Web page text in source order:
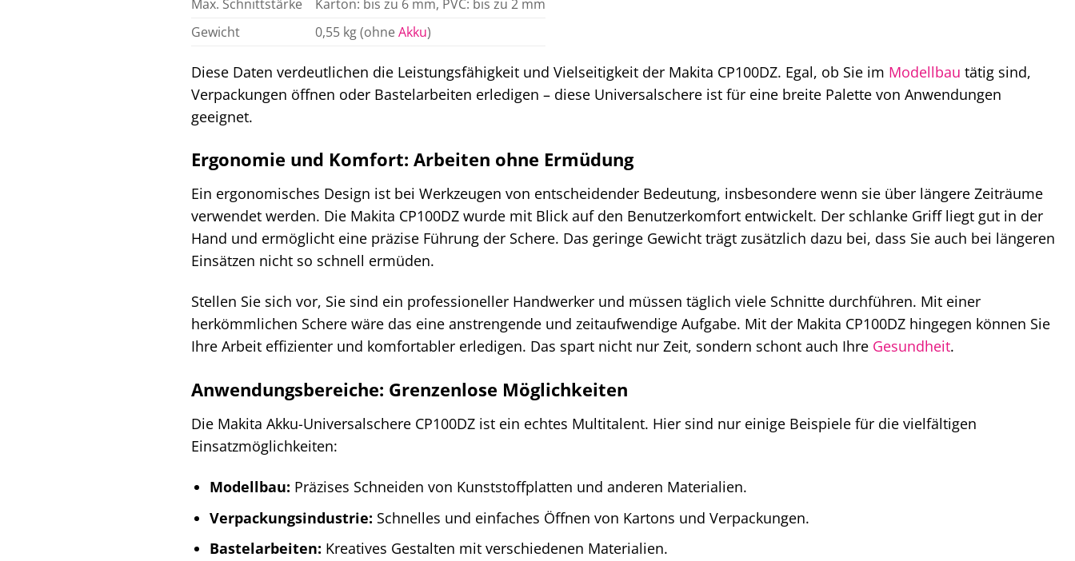
Max. Schnittstärke
Karton: bis zu 6 mm, PVC: bis zu 2 mm
Gewicht
0,55 kg (ohneAkku)
Diese Daten verdeutlichen die Leistungsfähigkeit und Vielseitigkeit der Makita CP100DZ. Egal, ob Sie im Modellbau tätig sind,
Verpackungen öffnen oder Bastelarbeiten erledigen – diese Universalschere ist für eine breite Palette von Anwendungen
geeignet.
Ergonomie und Komfort: Arbeiten ohne Ermüdung
Ein ergonomisches Design ist bei Werkzeugen von entscheidender Bedeutung, insbesondere wenn sie über längere Zeiträume
verwendet werden. Die Makita CP100DZ wurde mit Blick auf den Benutzerkomfort entwickelt. Der schlanke Griff liegt gut in der
Hand und ermöglicht eine präzise Führung der Schere. Das geringe Gewicht trägt zusätzlich dazu bei, dass Sie auch bei längeren
Einsätzen nicht so schnell ermüden.
Stellen Sie sich vor, Sie sind ein professioneller Handwerker und müssen täglich viele Schnitte durchführen. Mit einer
herkömmlichen Schere wäre das eine anstrengende und zeitaufwendige Aufgabe. Mit der Makita CP100DZ hingegen können Sie
Ihre Arbeit effizienter und komfortabler erledigen. Das spart nicht nur Zeit, sondern schont auch Ihre Gesundheit.
Anwendungsbereiche: Grenzenlose Möglichkeiten
Die Makita Akku-Universalschere CP100DZ ist ein echtes Multitalent. Hier sind nur einige Beispiele für die vielfältigen
Einsatzmöglichkeiten:
Modellbau: Präzises Schneiden von Kunststoffplatten und anderen Materialien.
Verpackungsindustrie: Schnelles und einfaches Öffnen von Kartons und Verpackungen.
Bastelarbeiten: Kreatives Gestalten mit verschiedenen Materialien.